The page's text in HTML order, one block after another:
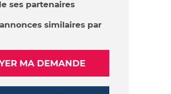
ses partenaires
similaires par
MA DEMANDE